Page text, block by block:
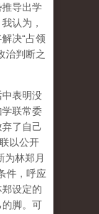
导出学
认为，
决“占领
治判断之
表明没
联常委
了自己
以公开
为林郑月
件，呼应
设定的
脚。可